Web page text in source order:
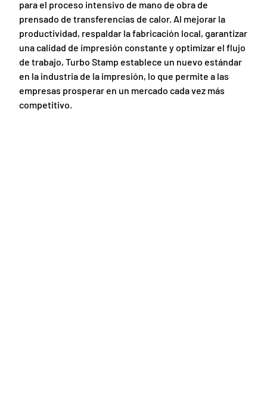
para el proceso intensivo de mano de obra de
prensado de transferencias de calor. Al mejorar la
productividad, respaldar la fabricación local, garantizar
una calidad de impresión constante y optimizar el flujo
de trabajo, Turbo Stamp establece un nuevo estándar
en la industria de la impresión, lo que permite a las
empresas prosperar en un mercado cada vez más
competitivo.